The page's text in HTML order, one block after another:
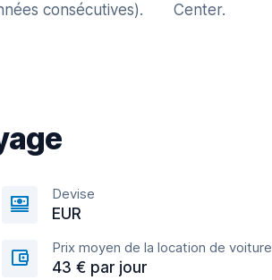
consécutives).
Center.
Devise
EUR
Prix moyen de la location de voiture
43 € par jour